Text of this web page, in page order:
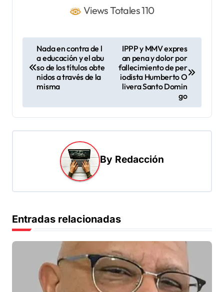
Views Totales 110
g
a
n
e
e
Nada en contra de l
a educación y el abu
so de los títulos obte
nidos a través de la
misma
IPPP y MMV expres
an pena y dolor por
fallecimiento de per
iodista Humberto O
livera Santo Domin
go
By Redacción
Entradas relacionadas